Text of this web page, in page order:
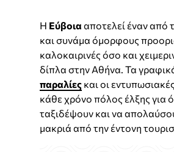
Η Εύβοια αποτελεί έναν από
και συνάμα όμορφους
καλοκαιρινές όσο και
δίπλα στην Αθήνα. Τα
παραλίες και οι
κάθε χρόνο πόλος έλξης για
ταξιδέψουν και να
μακριά από την έντονη